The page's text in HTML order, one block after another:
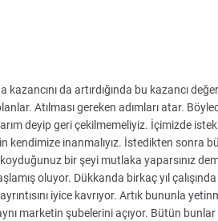
kazancını da artırdığında bu kazancı
Atılması gereken adımları atar.
deyip geri çekilmemeliyiz. İçimizde
kendimize inanmalıyız. İstedikten sonra
bir şeyi mutlaka yaparsınız
oluyor. Dükkanda birkaç yıl
iyice kavrıyor. Artık bununla
marketin şubelerini açıyor. Bütün